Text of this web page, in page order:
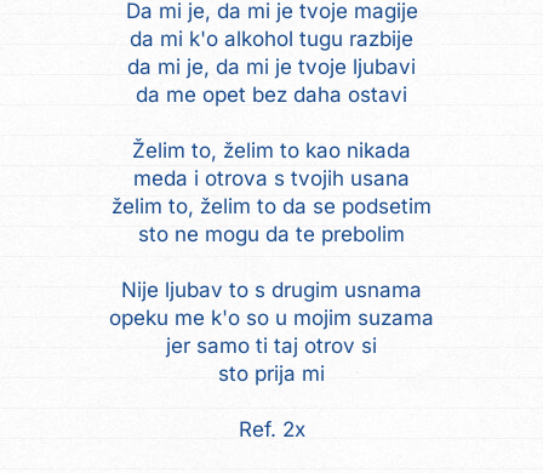
Da mi je, da mi je tvoje magije
da mi k'o alkohol tugu razbije
da mi je, da mi je tvoje ljubavi
da me opet bez daha ostavi
Želim to, želim to kao nikada
meda i otrova s tvojih usana
želim to, želim to da se podsetim
sto ne mogu da te prebolim
Nije ljubav to s drugim usnama
opeku me k'o so u mojim suzama
jer samo ti taj otrov si
sto prija mi
Ref. 2x